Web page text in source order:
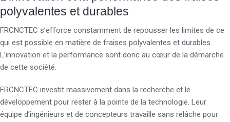
polyvalentes et durables
FRCNCTEC s’efforce constamment de repousser les limites de ce
qui est possible en matière de fraises polyvalentes et durables.
L’innovation et la performance sont donc au cœur de la démarche
de cette société.
FRCNCTEC investit massivement dans la recherche et le
développement pour rester à la pointe de la technologie. Leur
équipe d’ingénieurs et de concepteurs travaille sans relâche pour